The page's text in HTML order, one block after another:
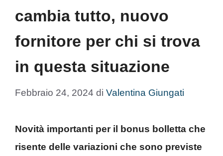
cambia tutto, nuovo
fornitore per chi si trova
in questa situazione
Febbraio 24, 2024 di Valentina Giungati
Novità importanti per il bonus bolletta che
risente delle variazioni che sono previste